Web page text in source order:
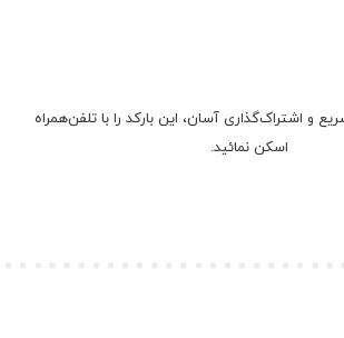
اشتراک‌گذاری آسان، این بارکد را با تلفن‌همراه
اسکن نمائید.